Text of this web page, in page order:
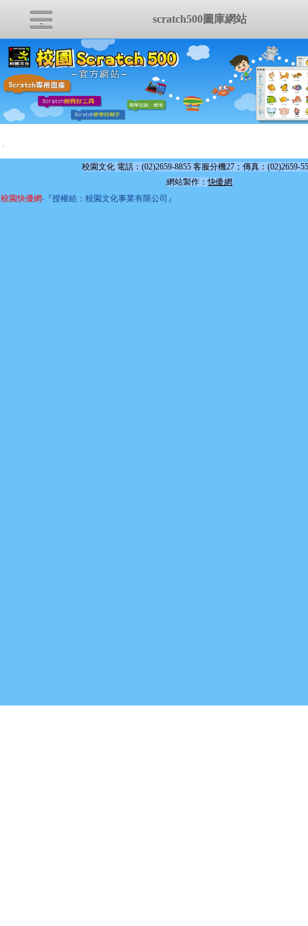
:::
校園文化 電話：(02)2659-8855 客服分機27；傳真：(02)2659-
網站製作：快優網
校園快優網‧『授權給：校園文化事業有限公司』
scratch500圖庫網站